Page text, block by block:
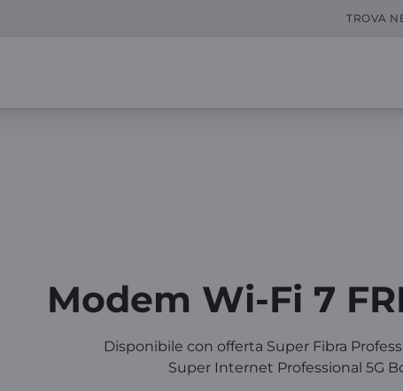
TROVA
Modem Wi-Fi 7
Disponibile con offerta Super Fibra
Super Internet Professional 5G